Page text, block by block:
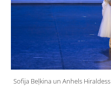
Sofija Beļkina un Anhels Hiraldess